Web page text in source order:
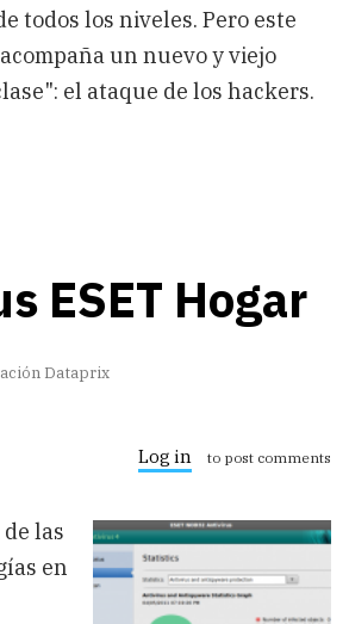
todos los niveles. Pero este
un nuevo y viejo
el ataque de los hackers.
ESET Hogar
Dataprix
Log in to post comments
las
en